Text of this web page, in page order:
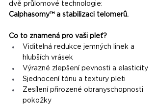
dvě průlomové technologie:
Calphasomy™ a stabilizaci telomerů.
Co to znamená pro vaši pleť?
Viditelná redukce jemných linek a
hlubších vrásek
Výrazné zlepšení pevnosti a elasticity
Sjednocení tónu a textury pleti
Zesílení přirozené obranyschopnosti
pokožky